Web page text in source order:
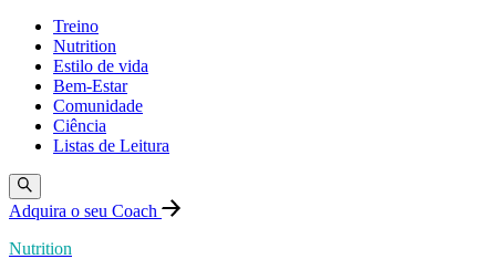
Treino
Nutrition
Estilo de vida
Bem-Estar
Comunidade
Ciência
Listas de Leitura
Adquira o seu Coach
Nutrition